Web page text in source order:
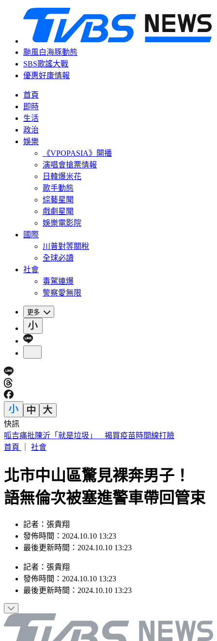
颱風白海豚動態
SBS歌謠大戰
優惠好康情報
首頁
即時
生活
政治
娛樂
《VPOPASIA》開播
演唱會搶票情報
日韓爆米花
歌手動態
綜藝星聞
戲劇星聞
娛樂電影院
國際
川普對等關稅
全球必讀
社會
毒駕連爆
警察愛無限
更多
快訊
台股「這1檔」9/1正式下市 245名千張大戶最後倒數
首頁
社會
北市中山區驚見裸奔男子！
語無倫次被塞進警車帶回管束
記者：張貴翔
發佈時間：2024.10.10 13:23
最後更新時間：2024.10.10 13:23
記者 ： 張貴翔
發佈時間： 2024.10.10 13:23
最後更新時間： 2024.10.10 13:23